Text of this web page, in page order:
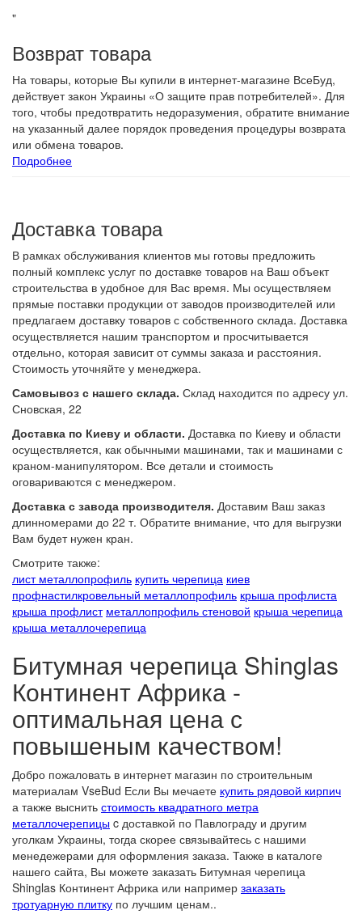
"
Возврат товара
На товары, которые Вы купили в интернет-магазине ВсеБуд,
действует закон Украины «О защите прав потребителей». Для
того, чтобы предотвратить недоразумения, обратите внимание
на указанный далее порядок проведения процедуры возврата
или обмена товаров.
Подробнее
Доставка товара
В рамках обслуживания клиентов мы готовы предложить
полный комплекс услуг по доставке товаров на Ваш объект
строительства в удобное для Вас время. Мы осуществляем
прямые поставки продукции от заводов производителей или
предлагаем доставку товаров с собственного склада. Доставка
осуществляется нашим транспортом и просчитывается
отдельно, которая зависит от суммы заказа и расстояния.
Стоимость уточняйте у менеджера.
Самовывоз с нашего склада. Склад находится по адресу ул.
Сновская, 22
Доставка по Киеву и области. Доставка по Киеву и области
осуществляется, как обычными машинами, так и машинами с
краном-манипулятором. Все детали и стоимость
оговариваются с менеджером.
Доставка с завода производителя. Доставим Ваш заказ
длинномерами до 22 т. Обратите внимание, что для выгрузки
Вам будет нужен кран.
Смотрите также:
лист металлопрофиль купить черепица киев
профнастилкровельный металлопрофиль крыша профлиста
крыша профлист металлопрофиль стеновой крыша черепица
крыша металлочерепица
Битумная черепица Shinglas
Континент Африка -
оптимальная цена с
повышеным качеством!
Добро пожаловать в интернет магазин по строительным
материалам VseBud Если Вы мечаете купить рядовой кирпич
а также выснить стоимость квадратного метра
металлочерепицы c доставкой по Павлограду и другим
уголкам Украины, тогда скорее связывайтесь с нашими
менедежерами для оформления заказа. Также в каталоге
нашего сайта, Вы можете заказать Битумная черепица
Shinglas Континент Африка или например заказать
тротуарную плитку по лучшим ценам..